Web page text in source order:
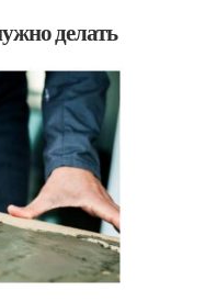
делать